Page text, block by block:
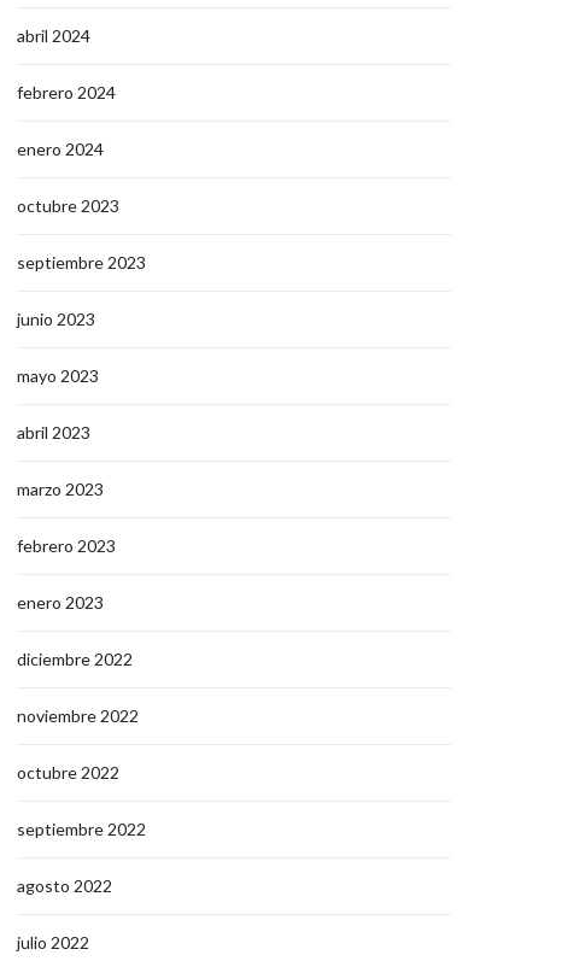
abril 2024
febrero 2024
enero 2024
octubre 2023
septiembre 2023
junio 2023
mayo 2023
abril 2023
marzo 2023
febrero 2023
enero 2023
diciembre 2022
noviembre 2022
octubre 2022
septiembre 2022
agosto 2022
julio 2022